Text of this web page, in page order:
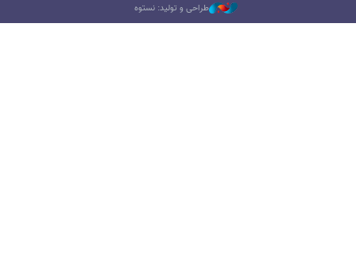
طراحی و تولید: نستوه